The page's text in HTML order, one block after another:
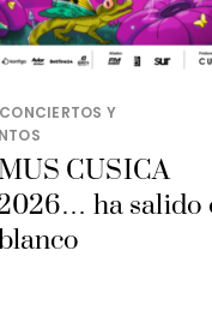
Y
CUSICA
ha salido